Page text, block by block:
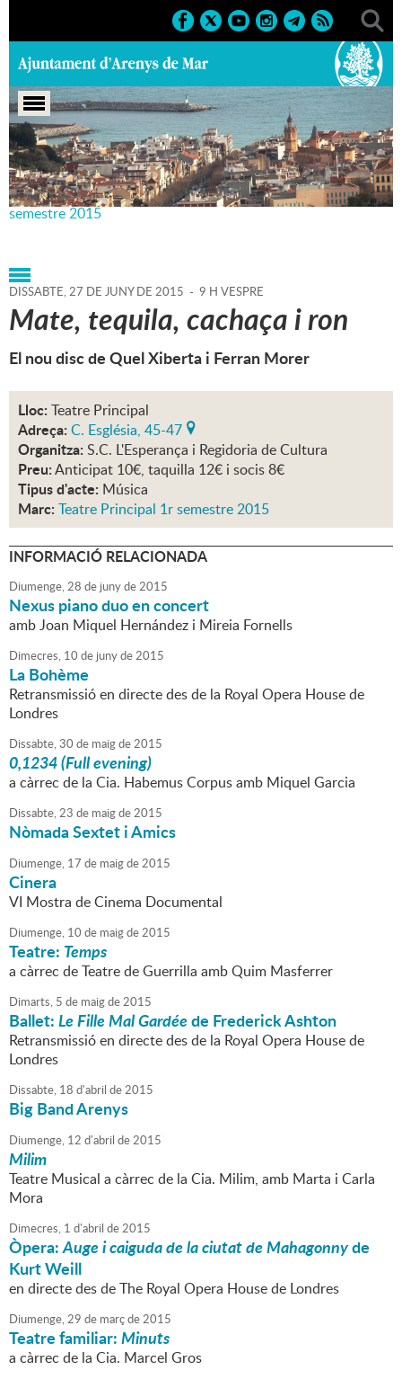
Portada > Agenda > 27-06-
2015 > Marcs > Culturals > 2015 > Teatre Principal 1r
semestre 2015
DISSABTE,27 DE JUNY DE 2015 - 9 H VESPRE
Mate, tequila, cachaça i ron
El nou disc de Quel Xiberta i Ferran Morer
Lloc: Teatre Principal
Adreça: C. Església, 45-47
Organitza: S.C. L'Esperança i Regidoria de Cultura
Preu:Anticipat 10€, taquilla 12€ i socis 8€
Tipus d'acte: Música
Marc: Teatre Principal 1r semestre 2015
INFORMACIÓ RELACIONADA
Diumenge,28 de junyde2015
Nexus piano duo en concert
amb Joan Miquel Hernández i Mireia Fornells
Dimecres, 10 de junyde2015
La Bohème
Retransmissió en directe des de la Royal Opera House de
Londres
Dissabte,30 de maigde2015
0,1234 (Full evening)
a càrrec de la Cia. Habemus Corpus amb Miquel Garcia
Dissabte,23 de maigde2015
Nòmada Sextet i Amics
Diumenge, 17 de maigde2015
Cinera
VI Mostra de Cinema Documental
Diumenge, 10 de maigde2015
Teatre: Temps
a càrrec de Teatre de Guerrilla amb Quim Masferrer
Dimarts, 5 de maigde2015
Ballet:Le Fille Mal Gardéede Frederick Ashton
Retransmissió en directe des de la Royal Opera House de
Londres
Dissabte, 18 d'abril de2015
Big Band Arenys
Diumenge, 12 d'abril de2015
Milim
Teatre Musical a càrrec de la Cia. Milim, amb Marta i Carla
Mora
Dimecres, 1 d'abril de2015
Òpera:Auge i caiguda de la ciutat de Mahagonnyde
Kurt Weill
en directe des de The Royal Opera House de Londres
Diumenge,29 de marçde2015
Teatre familiar:Minuts
a càrrec de la Cia. Marcel Gros